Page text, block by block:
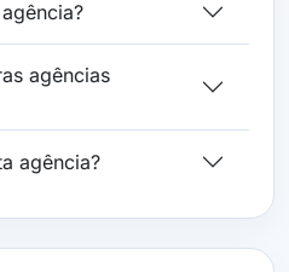
agências
agência?